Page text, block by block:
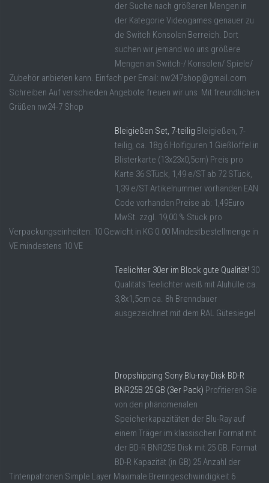
der Suche nach größeren Mengen in
der Kategorie Videogames genauer zu
de Switch Konsolen Berreich. Dort
suchen wir jemand wo uns größere
Mengen an Switch-/ Konsolen/ Spiele/
Zubehör anbieten kann. Einfach per Email: nw247shop@gmail.com
Schreiben Auf verschieden Angebote freuen wir uns Mit freundlichen
Grüßen nw24-7 Shop
Bleigießen Set, 7-teilig Bleigießen, 7-
teilig, ca. 18g 6 Holfiguren 1 Gießlöffel in
Blisterkarte (13x23x0,5cm) Preis pro
Karte 36 STück, 1,49 e/ST ab 72 STück,
1,39 e/ST Artikelnummer vorhanden EAN
Code vorhanden Preise ab: 1,49Euro
MwSt. zzgl. 19,00 % Stück pro
Verpackungseinheiten: 10 Gewicht in KG 0.00 Mindestbestellmenge in
VE mindestens 10 VE
Teelichter 30er im Block gute Qualität! 30
Qualitäts Teelichter weiß mit Aluhülle ca.
3,8x1,5cm ca. 8h Brenndauer
ausgezeichnet mit dem RAL Gütesiegel
Dropshipping Sony Blu-ray-Disk BD-R
BNR25B 25 GB (3er Pack) Profitieren Sie
von den phänomenalen
Speicherkapazitäten der Blu-Ray auf
einem Träger im klassischen Format mit
der BD-R BNR25B Disk mit 25 GB. Format
BD-R Kapazität (in GB) 25 Anzahl der
Tintenpatronen Simple Layer Maximale Brenngeschwindigkeit 6